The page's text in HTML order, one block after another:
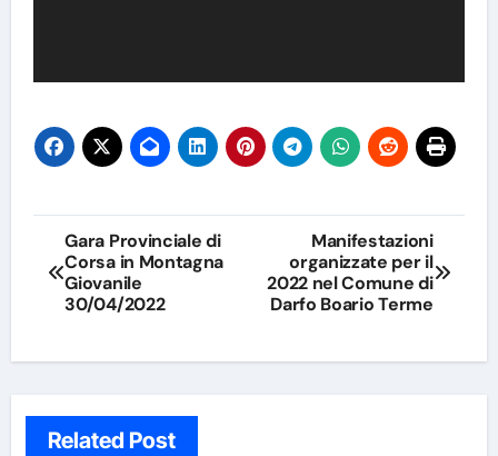
Navigazione
articoli
Gara Provinciale di
Corsa in Montagna
Giovanile
30/04/2022
Manifestazioni
organizzate per il
2022 nel Comune di
Darfo Boario Terme
Related Post